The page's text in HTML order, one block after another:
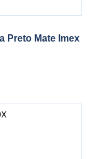
Preto Mate Imex